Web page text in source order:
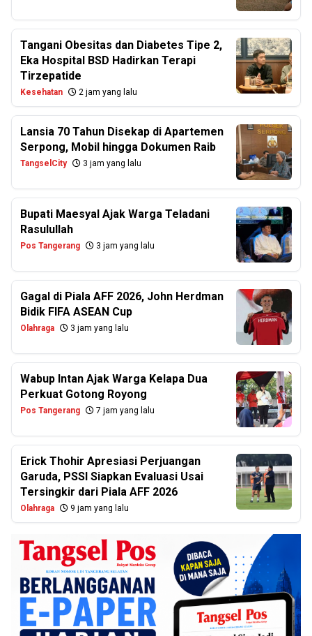
Tangani Obesitas dan Diabetes Tipe 2,
Eka Hospital BSD Hadirkan Terapi
Tirzepatide
Kesehatan 2 jam yang lalu
Lansia 70 Tahun Disekap di Apartemen
Serpong, Mobil hingga Dokumen Raib
TangselCity 3 jam yang lalu
Bupati Maesyal Ajak Warga Teladani
Rasulullah
Pos Tangerang 3 jam yang lalu
Gagal di Piala AFF 2026, John Herdman
Bidik FIFA ASEAN Cup
Olahraga 3 jam yang lalu
Wabup Intan Ajak Warga Kelapa Dua
Perkuat Gotong Royong
Pos Tangerang 7 jam yang lalu
Erick Thohir Apresiasi Perjuangan
Garuda, PSSI Siapkan Evaluasi Usai
Tersingkir dari Piala AFF 2026
Olahraga 9 jam yang lalu